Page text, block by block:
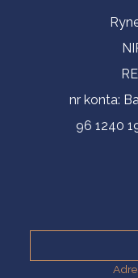
Informacje
nr konta:
96 1240